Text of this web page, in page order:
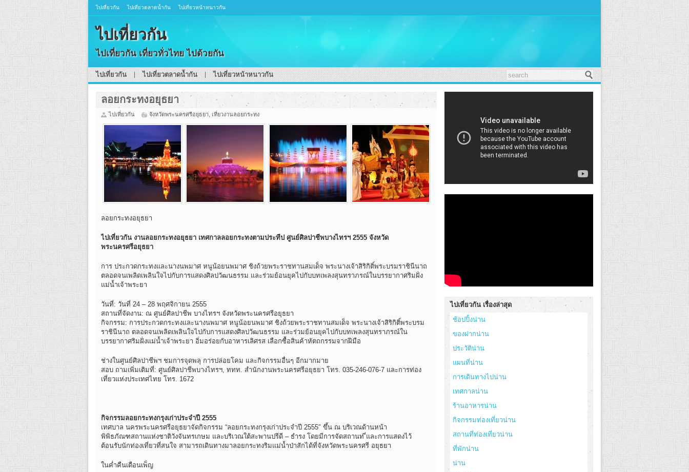
ไปเที่ยวกัน ไปเที่ยวตลาดน้ำกัน ไปเที่ยวหน้าหนาวกัน
ไปเที่ยวกัน
ไปเที่ยวกัน เที่ยวทั่วไทย ไปด้วยกัน
ไปเที่ยวกัน ไปเที่ยวตลาดน้ำกัน ไปเที่ยวหน้าหนาวกัน
ลอยกระทงอยุธยา
ไปเที่ยวกัน จังหวัดพระนครศรีอยุธยา เที่ยวงานลอยกระทง
ลอยกระทงอยุธยา
ไปเที่ยวกัน งานลอยกระทงอยุธยา เทศกาลลอยกระทงตามประทีป ศูนย์ศิลปาชีพบางไทรฯ 2555 จังหวัด
พระนครศรีอยุธยา
การ ประกวดกระทงและนางนพมาศ หนูน้อยนพมาศ ชิงถ้วยพระราชทานสมเด็จ พระนางเจ้าสิริกิติ์พระบรมราชินีนาถ
ตลอดจนเพลิดเพลินใจไปกับการแสดงศิลปวัฒนธรรม และร่วมย้อนยุคไปกับบทเพลงสุนทราภรณ์ในบรรยากาศริมฝั่ง
แม่น้ำเจ้าพระยา
วันที่: วันที่ 24 – 28 พฤศจิกายน 2555
สถานที่จัดงาน: ณ ศูนย์ศิลปาชีพ บางไทรฯ จังหวัดพระนครศรีอยุธยา
กิจกรรม: การประกวดกระทงและนางนพมาศ หนูน้อยนพมาศ ชิงถ้วยพระราชทานสมเด็จ พระนางเจ้าสิริกิติ์พระบรม
ราชินีนาถ ตลอดจนเพลิดเพลินใจไปกับการแสดงศิลปวัฒนธรรม และร่วมย้อนยุคไปกับบทเพลงสุนทราภรณ์ใน
บรรยากาศริมฝั่งแม่น้ำเจ้าพระยา อิ่มอร่อยกับอาหารเลิศรส เลือกซื้อสินค้าหัตถกรรมจากฝีมือ
ช่างในศูนย์ศิลปาชีพฯ ชมการจุดพลุ การปล่อยโคม และกิจกรรมอื่นๆ อีกมากมาย
สอบ ถามเพิ่มเติมที่: ศูนย์ศิลปาชีพบางไทรฯ, ททท. สำนักงานพระนครศรีอยุธยา โทร. 035-246-076-7 และการท่อง
เที่ยวแห่งประเทศไทย โทร. 1672
กิจกรรมลอยกระทงกรุงเก่าประจำปี 2555
เทศบาล นครพระนครศรีอยุธยาจัดกิจกรรม “ลอยกระทงกรุงเก่าประจำปี 2555″ ขึ้น ณ บริเวณด้านหน้า
พิพิธภัณฑสถานแห่งชาติวังจันทรเกษม และบริเวณใต้สะพานปรีดี – ธำรง โดยมีการจัดสถานท ี่และการแสดงไว้
ต้อนรับนักท่องเที่ยวที่สนใจ สามารถเดินทางมาลอยกระทงริมแม่น้ำป่าสักได้ที่จังหวัดพระนครศรี อยุธยา
ในค่ำคืนเดือนเพ็ญ
ไปเที่ยวกัน เรื่องล่าสุด
ช้อปปิ้งน่าน
ของฝากน่าน
ประวัติน่าน
แผนที่น่าน
การเดินทางไปน่าน
เทศกาลน่าน
ร้านอาหารน่าน
กิจกรรมท่องเที่ยวน่าน
สถานที่ท่องเที่ยวน่าน
ที่พักน่าน
น่าน